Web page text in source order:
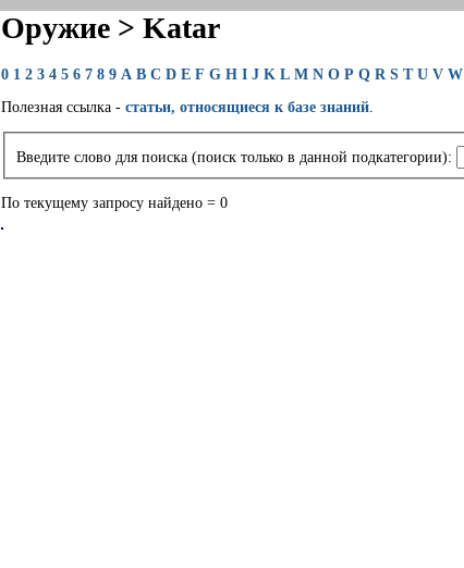
Оружие > Katar
0 1 2 3 4 5 6 7 8 9 A B C D E F G H I J K L M N O P Q R S T U V W
Полезная ссылка - статьи, относящиеся к базе знаний.
Введите слово для поиска (поиск только в данной подкатегории):
По текущему запросу найдено = 0